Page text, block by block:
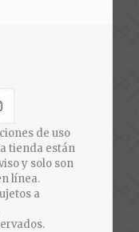
de uso
tienda están
y solo son
línea.
a